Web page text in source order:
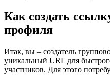
Как создать
профиля
Итак, вы – создатель
уникальный URL для
участников. Для этого